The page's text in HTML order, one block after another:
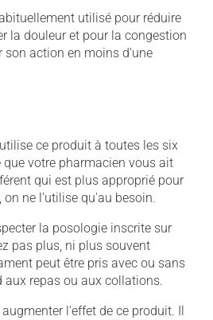
utilisé pour réduire
la douleur et pour la congestion
son action en moins d'une
ce produit à toutes les six
que votre pharmacien vous ait
qui est plus approprié pour
ne l'utilise qu'au besoin.
la posologie inscrite sur
pas plus, ni plus souvent
peut être pris avec ou sans
aux repas ou aux collations.
l'effet de ce produit. Il